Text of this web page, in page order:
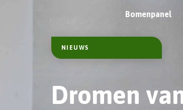
Bomenpanel
NIEUWS
Dromen